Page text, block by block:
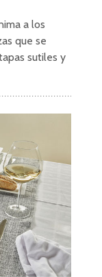
a los
que se
sutiles y